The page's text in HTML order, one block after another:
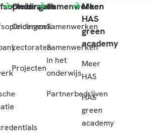
Onderzoek
Onderzoek
Lectoraten
Projecten
Samenwerken
Samenwerken
Samenwerken
in het
onderwijs
Partnerbedrijven
Meer
HAS
green
academy
Meer
HAS
HAS
green
academy